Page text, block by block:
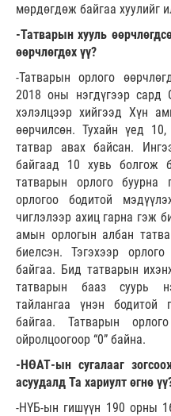
мөрдөгдөж байгаа хуулийг
-Татварын хууль
өөрчлөгдөх үү?
-Татварын орлого
2018 оны нэгдүгээр
хэлэлцээр хийгээд Хүн
өөрчилсөн. Тухайн үед
татвар авах байсан.
байгаад 10 хувь болгож
татварын орлого
орлогоо бодитой
чиглэлээр ахиц гарна гэж
амын орлогын албан
биелсэн. Тэгэхээр
байгаа. Бид татварын
татварын бааз суурь
тайлангаа үнэн бодитой
байгаа. Татварын
ойролцоогоор “0” байна.
-НӨАТ-ын сугалааг
асуудалд Та хариулт өгнө
-НҮБ-ын гишүүн 190 орны